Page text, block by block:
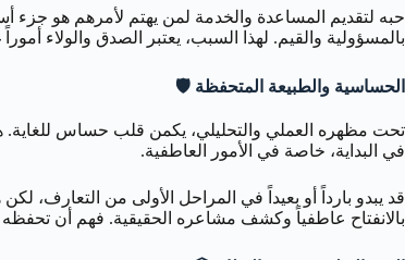
حبه لتقديم المساعدة والخدمة لمن يهتم لأمرهم هو
بالمسؤولية والقيم. لهذا السبب، يعتبر الصدق والولاء
الحساسية والطبيعة المتحفظة 🛡️
تحت مظهره العملي والتحليلي، يكمن قلب حساس للغاية.
في البداية، خاصة في الأمور العاطفية.
قد يبدو بارداً أو بعيداً في المراحل الأولى من التعارف،
بالانفتاح عاطفياً وكشف مشاعره الحقيقية. فهم أن